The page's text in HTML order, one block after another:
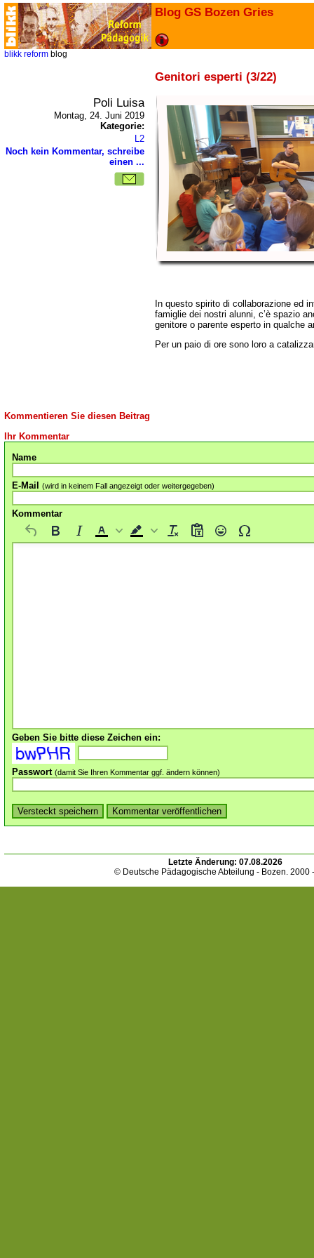
Blog GS Bozen Gries
blikk reform blog
Genitori esperti (3/22)
Poli Luisa
Montag, 24. Juni 2019
Kategorie:
L2
Noch kein Kommentar, schreibe
einen ...
In questo spirito di collaborazione ed
famiglie dei nostri alunni, c’è spazio
genitore o parente esperto in qualche
Per un paio di ore sono loro a
Kommentieren Sie diesen Beitrag
Ihr Kommentar
Name
E-Mail (wird in keinem Fall angezeigt oder weitergegeben)
Kommentar
Geben Sie bitte diese Zeichen ein:
Passwort (damit Sie Ihren Kommentar ggf. ändern können)
Letzte Änderung: 07.08.2026
© Deutsche Pädagogische Abteilung - Bozen. 2000